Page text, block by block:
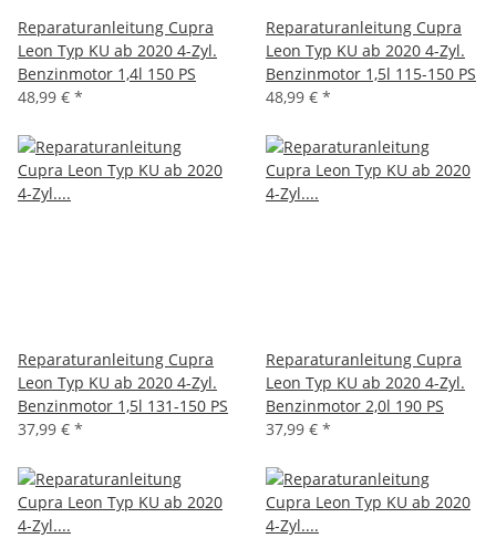
Reparaturanleitung Cupra
Leon Typ KU ab 2020 4-Zyl.
Benzinmotor 1,4l 150 PS
48,99 € *
Reparaturanleitung Cupra
Leon Typ KU ab 2020 4-Zyl.
Benzinmotor 1,5l 115-150 PS
48,99 € *
Reparaturanleitung Cupra
Leon Typ KU ab 2020 4-Zyl.
Benzinmotor 1,5l 131-150 PS
37,99 € *
Reparaturanleitung Cupra
Leon Typ KU ab 2020 4-Zyl.
Benzinmotor 2,0l 190 PS
37,99 € *